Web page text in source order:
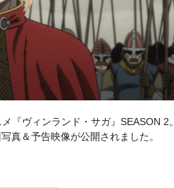
『ヴィンランド・サガ』SEASON 2。
真＆予告映像が公開されました。